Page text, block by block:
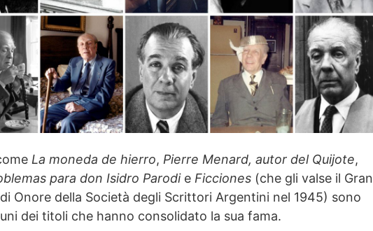
La moneda de hierro, Pierre Menard, autor del Quijote,
para don Isidro Parodie Ficciones (che gli valse il Gran
Onore della Società degli Scrittori Argentini nel 1945) sono
dei titoli che hanno consolidato la sua fama.